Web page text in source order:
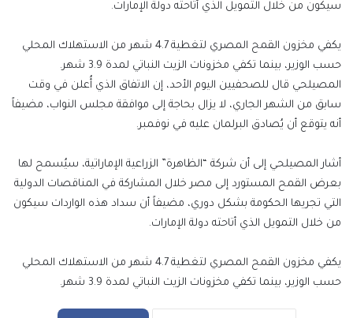
سيكون من خلال التمويل الذي أتاحته دولة الإمارات.
يكفي مخزون القمح المصري لتغطية 4.7 شهر من الاستهلاك المحلي
حسب الوزير، بينما تكفي مخزونات الزيت النباتي لمدة 3.9 شهر.
المصيلحي قال للصحفيين اليوم الأحد، إن الاتفاق الذي أُعلن في وقت
سابق من الشهر الجاري، لا يزال بحاجة إلى موافقة مجلس النواب، مضيفاً
أنه يتوقع أن يُصادق البرلمان عليه في نوفمبر.
أشار المصيلحي إلى أن شركة “الظاهرة” الزراعية الإماراتية، سيُسمح لها
بعرض القمح المستورد إلى مصر خلال المشاركة في المناقصات الدولية
التي تجريها الحكومة بشكل دوري، مضيفاً أن سداد هذه الواردات سيكون
من خلال التمويل الذي أتاحته دولة الإمارات.
يكفي مخزون القمح المصري لتغطية 4.7 شهر من الاستهلاك المحلي
حسب الوزير، بينما تكفي مخزونات الزيت النباتي لمدة 3.9 شهر.